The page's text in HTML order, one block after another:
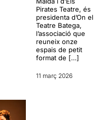
Pirates Teatre, és
presidenta d’On el
Teatre Batega,
l’associació que
reuneix onze
espais de petit
format de […]
11 març 2026